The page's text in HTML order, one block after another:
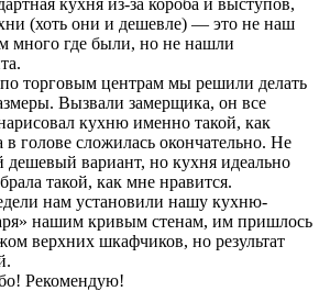
(хоть они и дешевле) — это не наш
много где были, но не нашли
торговым центрам мы решили делать
Вызвали замерщика, он все
кухню именно такой, как
в голове сложилась окончательно. Не
дешевый вариант, но кухня идеально
такой, как мне нравится.
нам установили нашу кухню-
нашим кривым стенам, им пришлось
верхних шкафчиков, но результат
Рекомендую!